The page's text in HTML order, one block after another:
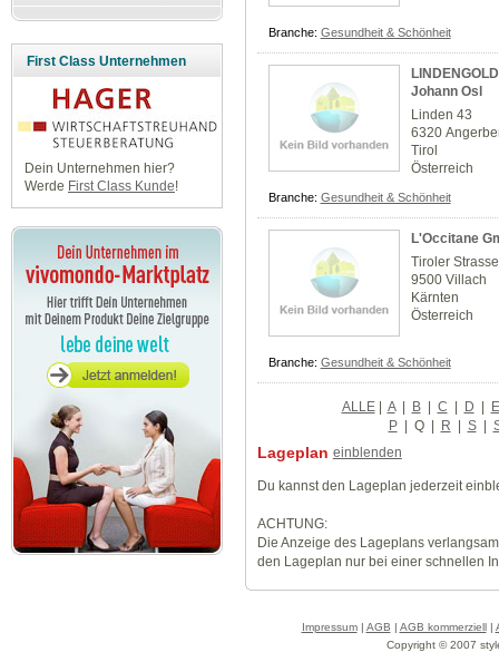
First Class Unternehmen
Dein Unternehmen hier?
Werde First Class Kunde!
Branche: Gesundheit & Schönheit
Johann Osl
Linden 43
6320
Tirol
Österreich
Branche: Gesundheit & Schönheit
L'Occitane
Tiroler
9500 Villach
Kärnten
Österreich
Branche: Gesundheit & Schönheit
ALLE| A | B | C | D | E
P | Q | R | S |
Lageplan einblenden
Du kannst den Lageplan jederzeit
ACHTUNG:
Die Anzeige des Lageplans
den Lageplan nur bei einer schnellen
Impressum| AGB | AGB kommerziell|
Copyright © 2007